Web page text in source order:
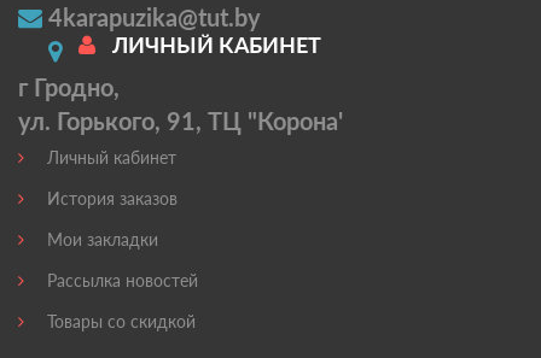
4karapuzika@tut.by
г Гродно,
ул. Горького, 91, ТЦ "Корона'
ЛИЧНЫЙ КАБИНЕТ
Личный кабинет
История заказов
Мои закладки
Рассылка новостей
Товары со скидкой